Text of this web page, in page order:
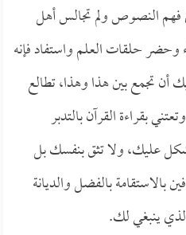
فهم النصوص ولم تجالس أهل
وحضر حلقات العلم واستفاد فإنه
أن تجمع بين هذا وهذا، تطالع
بقراءة القرآن بالتدبر
عليك، ولا تثق بنفسك بل
بالاستقامة بالفضل والديانة
ينبغي لك.